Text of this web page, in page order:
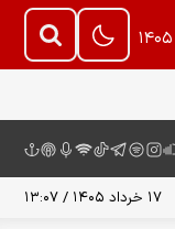
۱۷ خرداد ۱۴۰۵ / ۱۳:۰۷